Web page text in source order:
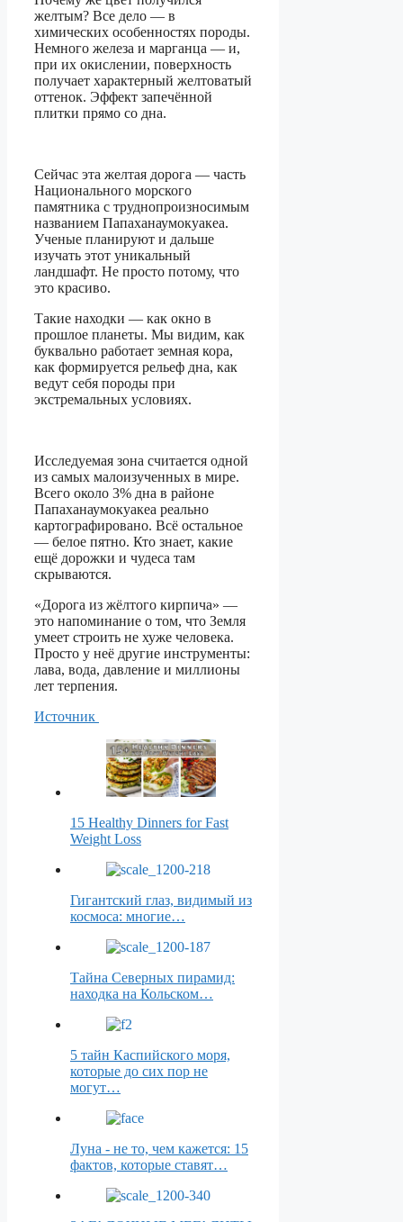
желтым? Все дело — в
химических особенностях породы.
Немного железа и марганца — и,
при их окислении, поверхность
получает характерный желтоватый
оттенок. Эффект запечённой
плитки прямо со дна.
Сейчас эта желтая дорога — часть
Национального морского
памятника с труднопроизносимым
названием Папаханаумокуакеа.
Ученые планируют и дальше
изучать этот уникальный
ландшафт. Не просто потому, что
это красиво.
Такие находки — как окно в
прошлое планеты. Мы видим, как
буквально работает земная кора,
как формируется рельеф дна, как
ведут себя породы при
экстремальных условиях.
Исследуемая зона считается одной
из самых малоизученных в мире.
Всего около 3% дна в районе
Папаханаумокуакеа реально
картографировано. Всё остальное
— белое пятно. Кто знает, какие
ещё дорожки и чудеса там
скрываются.
«Дорога из жёлтого кирпича» —
это напоминание о том, что Земля
умеет строить не хуже человека.
Просто у неё другие инструменты:
лава, вода, давление и миллионы
лет терпения.
Источник
15 Healthy Dinners for Fast
Weight Loss
Гигантский глаз, видимый из
космоса: многие…
Тайна Северных пирамид:
находка на Кольском…
5 тайн Каспийского моря,
которые до сих пор не
могут…
Луна - не то, чем кажется: 15
фактов, которые ставят…